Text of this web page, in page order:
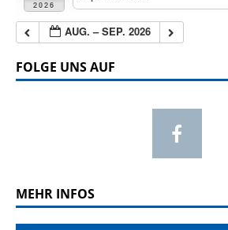
2026
AUG. – SEP. 2026
FOLGE UNS AUF
MEHR INFOS